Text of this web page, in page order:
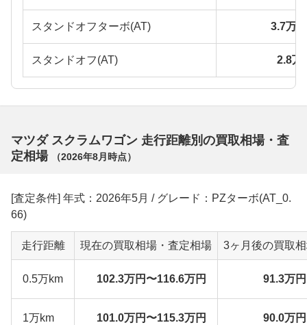
スタンドオフターボ(AT) 3.7万
スタンドオフ(AT) 2.8万
マツダ スクラムワゴン 走行距離別の買取相場・査
定相場
（2026年8月 時点）
[査定条件] 年式：2026年5月 / グレード：PZターボ(AT_0.
66)
走行距離 現在の買取相場・査定相場 3ヶ月後の買取
0.5万km 102.3万円〜116.6万円 91.3万
1万km 101.0万円〜115.3万円 90.0万